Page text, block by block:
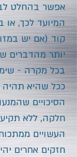
אפשר בהחלט
המיועד לכך,
קוד (אם יש
יותר מהדברים
בכל מקרה -
ככל שהיא תהיה
הסיכויים
חלקה, ללא
העשויים
חזקים אחרים